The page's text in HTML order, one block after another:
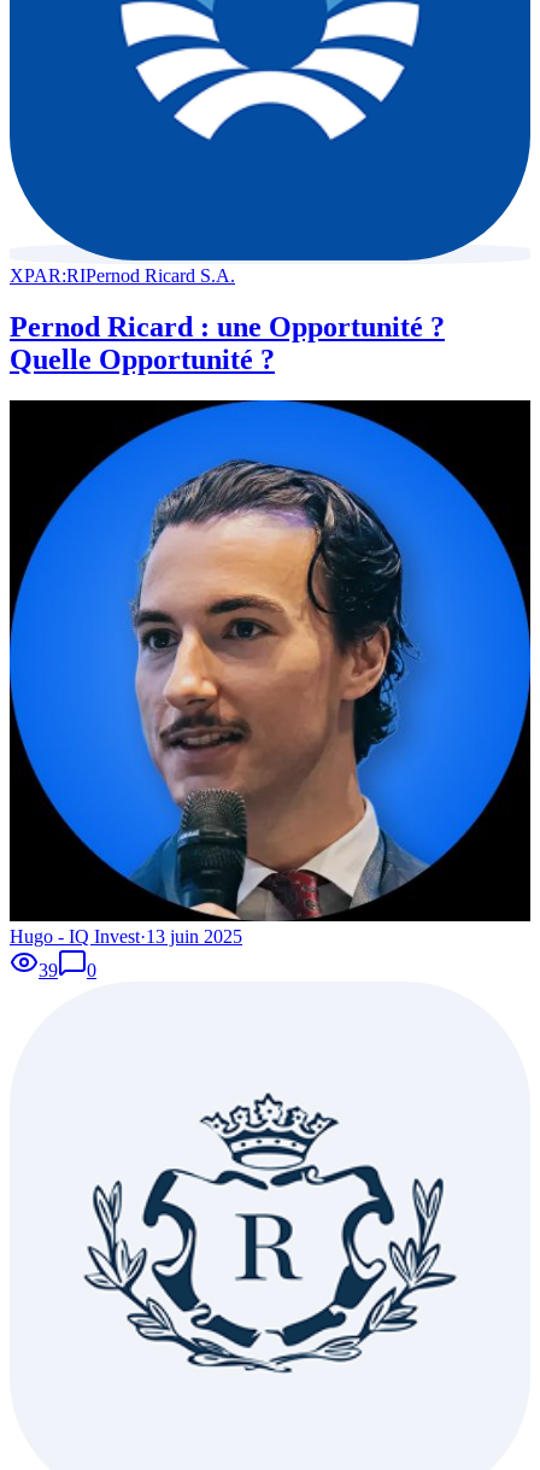
XPAR:RIPernod Ricard S.A.
Pernod Ricard : une Opportunité ?
Quelle Opportunité ?
Hugo - IQ Invest·13 juin 2025
39
0